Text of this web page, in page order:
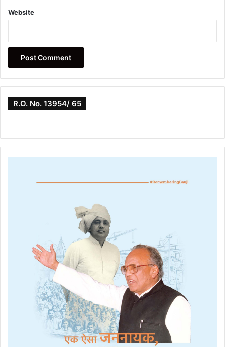
Website
R.O. No. 13954/ 65